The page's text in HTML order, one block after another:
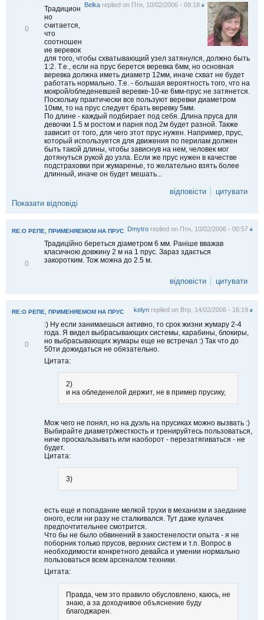
Belkareplied on Птн, 10/02/2006 - 09:18 #
0
Традицион
но
считается,
что
соотношен
ие веревок
для того, чтобы схватывающий узел затянулся, должно быть
1:2. Т.е., если на прус берется веревка 6мм, но основная
веревка должна иметь диаметр 12мм, иначе схват не будет
работать нормально. Т.е. - большая вероятность того, что на
мокрой/обледеневшей веревке-10-ке 6мм-прус не затянется.
Поскольку практически все пользуют веревки диаметром
10мм, то на прус следует брать веревку 5мм.
По длине - каждый подбирает под себя. Длина пруса для
девочки 1.5 м ростом и парня под 2м будет разной. Также
зависит от того, для чего этот прус нужен. Например, прус,
который используется для движения по перилам должен
быть такой длины, чтобы зависнув на нем, человек мог
дотянуться рукой до узла. Если же прус нужен в качестве
подстраховки при жумаренье, то желательно взять более
длинный, иначе он будет мешать...
відповісти
цитувати
Показати відповіді
RE:О РЕПЕ, ПРИМЕНЯЕМОМ НА ПРУС Dmytro replied on Птн, 10/02/2006 - 00:57 #
и
0
Традиційно береться діаметром 6 мм. Раніше вважав
класичною довжину 2 м на 1 прус. Зараз здається
закоротким. Тож можна до 2.5 м.
відповісти цитувати
RE:О РЕПЕ, ПРИМЕНЯЕМОМ НА ПРУС kelyn replied on Втр, 14/02/2006 - 16:19 #
0
:) Ну если занимаешься активно, то срок жизни жумару 2-4
года. Я видел выбрасывающих системы, карабины, блокиры,
но выбрасывающих жумары еще не встречал :) Так что до
50ти дожидаться не обязательно.
Цитата:
2)
и на обледенелой держит, не в пример прусику,
Мож чего не понял, но на дуэль на прусиках можно вызвать :)
Выбирайте диаметр/жесткость и тренируйтесь пользоваться,
ниче проскальзывать или наоборот - перезатягиваться - не
будет.
Цитата:
3)
есть еще и попадание мелкой трухи в механизм и заедание
оного, если ни разу не сталкивался. Тут даже кулачек
предпочтительнее смотрится.
Что бы не было обвинений в закостенелости опыта - я не
поборник только прусов, верхних систем и т.п. Вопрос в
необходимости конкретного девайса и умении нормально
пользоваться всем арсеналом техники.
Цитата:
Правда, чем это правило обусловлено, каюсь, не
знаю, а за доходчивое объяснение буду
благоджарен.